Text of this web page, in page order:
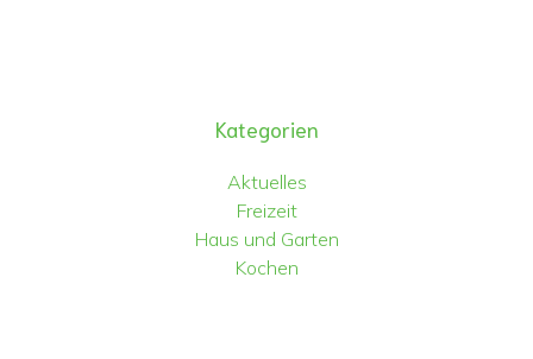
Kategorien
Aktuelles
Freizeit
Haus und Garten
Kochen